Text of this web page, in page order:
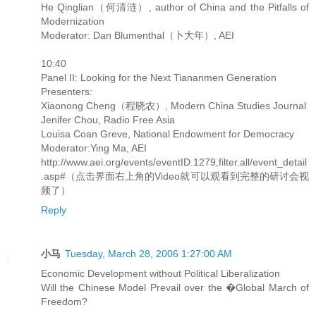
He Qinglian（何清涟）, author of China and the Pitfalls of
Modernization
Moderator: Dan Blumenthal（卜大年）, AEI
10:40
Panel II: Looking for the Next Tiananmen Generation
Presenters:
Xiaonong Cheng（程晓农）, Modern China Studies Journal
Jenifer Chou, Radio Free Asia
Louisa Coan Greve, National Endowment for Democracy
Moderator:Ying Ma, AEI
http://www.aei.org/events/eventID.1279,filter.all/event_detail
.asp#（点击界面右上角的Video就可以观看到完整的研讨会视
频了）
Reply
小马 Tuesday, March 28, 2006 1:27:00 AM
Economic Development without Political Liberalization
Will the Chinese Model Prevail over the �Global March of
Freedom?